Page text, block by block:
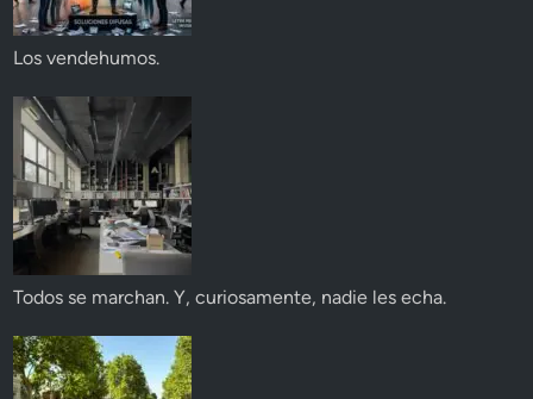
Los vendehumos.
Todos se marchan. Y, curiosamente, nadie les echa.